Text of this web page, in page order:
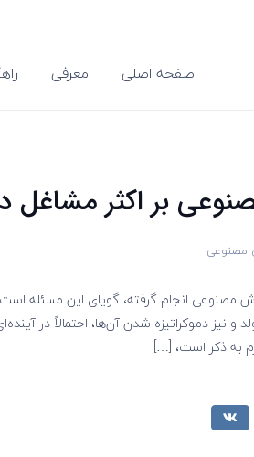
صفحه اصلی معرفی
بر اکثر مشاغل
مصنوعی
انجام گرفته، گویای این مسئله است
به ذکر است، […]